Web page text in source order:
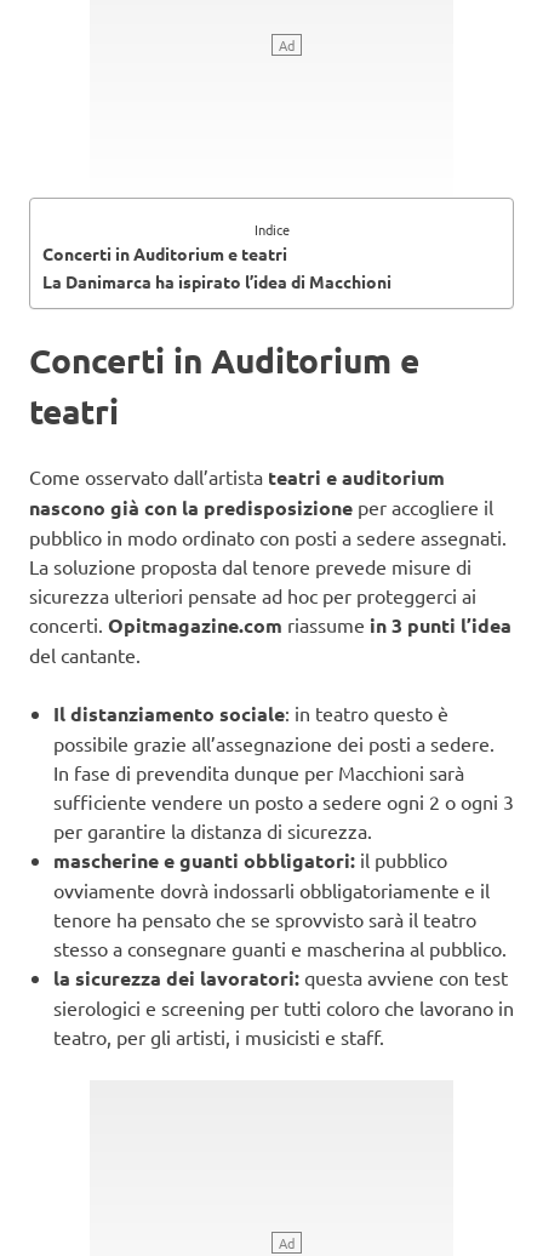
Indice
Concerti in Auditorium e teatri
La Danimarca ha ispirato l’idea di Macchioni
Concerti in Auditorium e
teatri
Come osservato dall’artista teatri e auditorium
nascono già con la predisposizione per accogliere il
pubblico in modo ordinato con posti a sedere assegnati.
La soluzione proposta dal tenore prevede misure di
sicurezza ulteriori pensate ad hoc per proteggerci ai
concerti. Opitmagazine.com riassume in 3 punti l’idea
del cantante.
Il distanziamento sociale: in teatro questo è
possibile grazie all’assegnazione dei posti a sedere.
In fase di prevendita dunque per Macchioni sarà
sufficiente vendere un posto a sedere ogni 2 o ogni 3
per garantire la distanza di sicurezza.
mascherine e guanti obbligatori: il pubblico
ovviamente dovrà indossarli obbligatoriamente e il
tenore ha pensato che se sprovvisto sarà il teatro
stesso a consegnare guanti e mascherina al pubblico.
la sicurezza dei lavoratori: questa avviene con test
sierologici e screening per tutti coloro che lavorano in
teatro, per gli artisti, i musicisti e staff.